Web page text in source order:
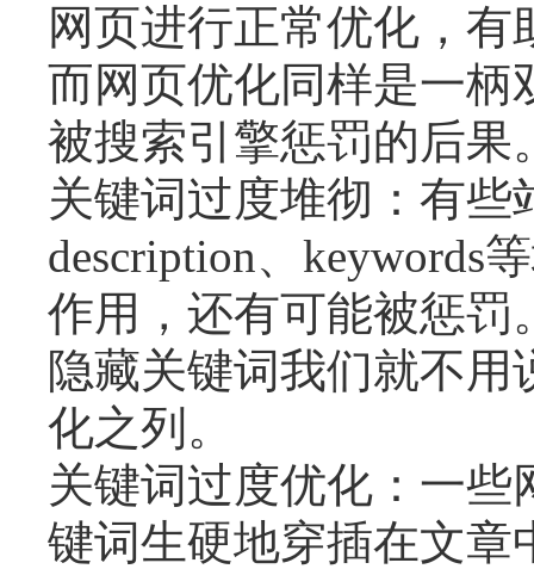
网页进行正常优化，
而网页优化同样是一柄
被搜索引擎惩罚的后果
关键词过度堆彻：有
description、keywords
作用，还有可能被惩罚
隐藏关键词我们就不用
化之列。
关键词过度优化：一
键词生硬地穿插在文章